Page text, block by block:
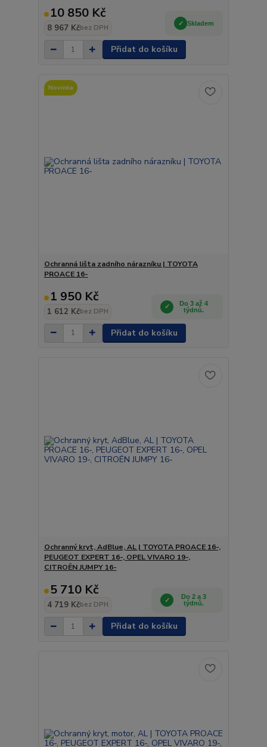
10 850 Kč
8 967 Kčbez DPH
Skladem
Přidat do košíku
Novinka
Ochranná lišta zadního nárazníku | TOYOTA
PROACE 16-
1 950 Kč
1 612 Kčbez DPH
Do 3 až 4
týdnů.
Přidat do košíku
Ochranný kryt, AdBlue, AL | TOYOTA PROACE 16-,
PEUGEOT EXPERT 16-, OPEL VIVARO 19-,
CITROËN JUMPY 16-
5 710 Kč
4 719 Kčbez DPH
Do 2 a 3
týdnů.
Přidat do košíku